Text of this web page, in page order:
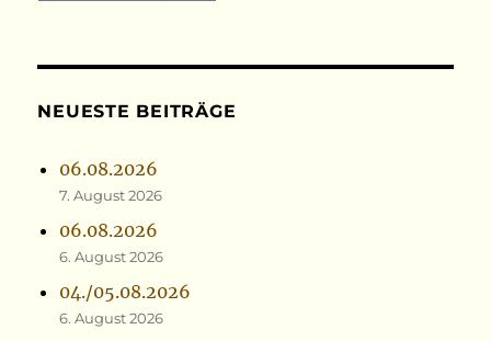
NEUESTE BEITRÄGE
06.08.2026
7. August 2026
06.08.2026
6. August 2026
04./05.08.2026
6. August 2026